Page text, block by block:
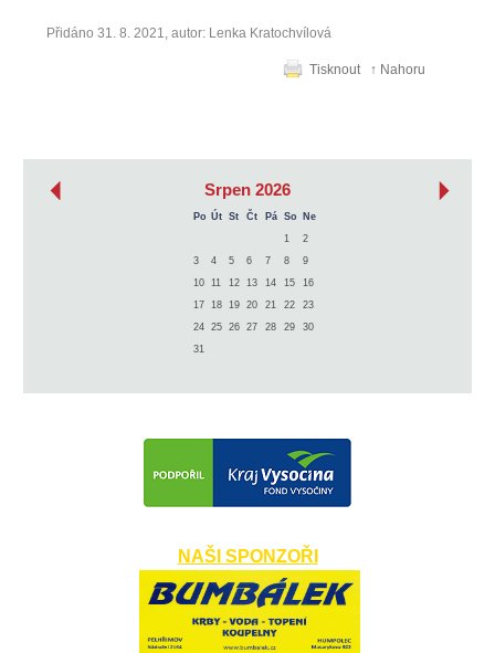
Přidáno 31. 8. 2021, autor: Lenka Kratochvílová
Tisknout ↑ Nahoru
Srpen 2026
Po Út St Čt Pá So
Ne
1
2
3
4 5 6 7 8
9
10
11 12 13 14 15
16
17
18 19 20 21 22
23
24
25 26 27 28 29
30
31
NAŠI SPONZOŘI